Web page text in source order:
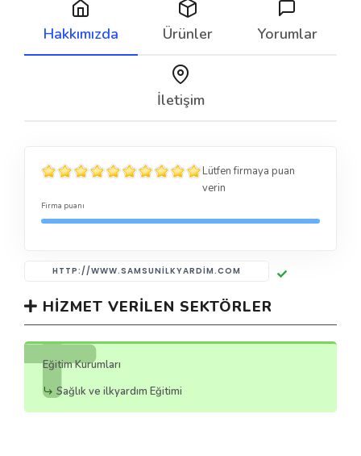
Hakkımızda Ürünler Yorumlar
İletişim
Lütfen firmaya puan
verin
Firma puanı
HTTP://WWW.SAMSUNILKYARDIM.COM
HIZMET VERILEN SEKTÖRLER
Eğitim Kurumları
Sağlık ve ilkyardım Eğitimi